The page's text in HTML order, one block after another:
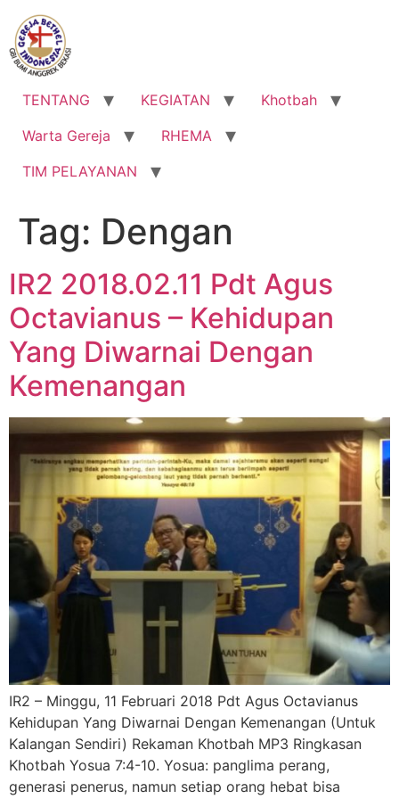
Lewati
konten
TENTANG KEGIATAN
Khotbah
Warta Gereja
RHEMA
TIM PELAYANAN
Tag: Dengan
IR2 2018.02.11 Pdt Agus
Octavianus – Kehidupan
Yang Diwarnai Dengan
Kemenangan
IR2 – Minggu, 11 Februari 2018 Pdt Agus Octavianus
Kehidupan Yang Diwarnai Dengan Kemenangan (Untuk
Kalangan Sendiri) Rekaman Khotbah MP3 Ringkasan
Khotbah Yosua 7:4-10. Yosua: panglima perang,
generasi penerus, namun setiap orang hebat bisa